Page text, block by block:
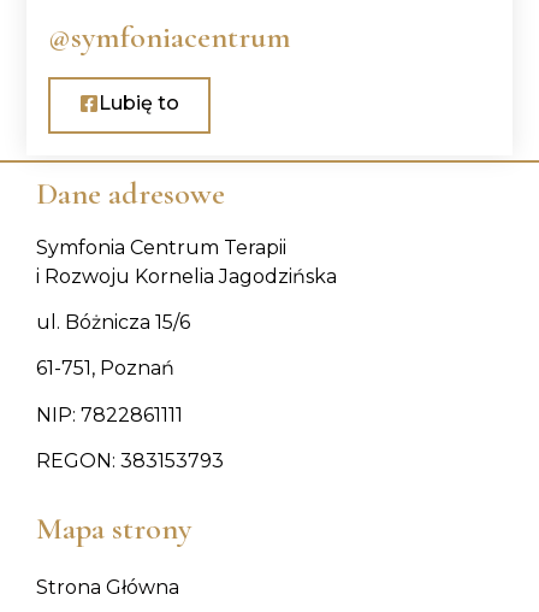
@symfoniacentrum
Lubię to
Dane adresowe
Symfonia Centrum Terapii
i Rozwoju Kornelia Jagodzińska
ul. Bóżnicza 15/6
61-751, Poznań
NIP: 7822861111
REGON: 383153793
Mapa strony
Strona Główna